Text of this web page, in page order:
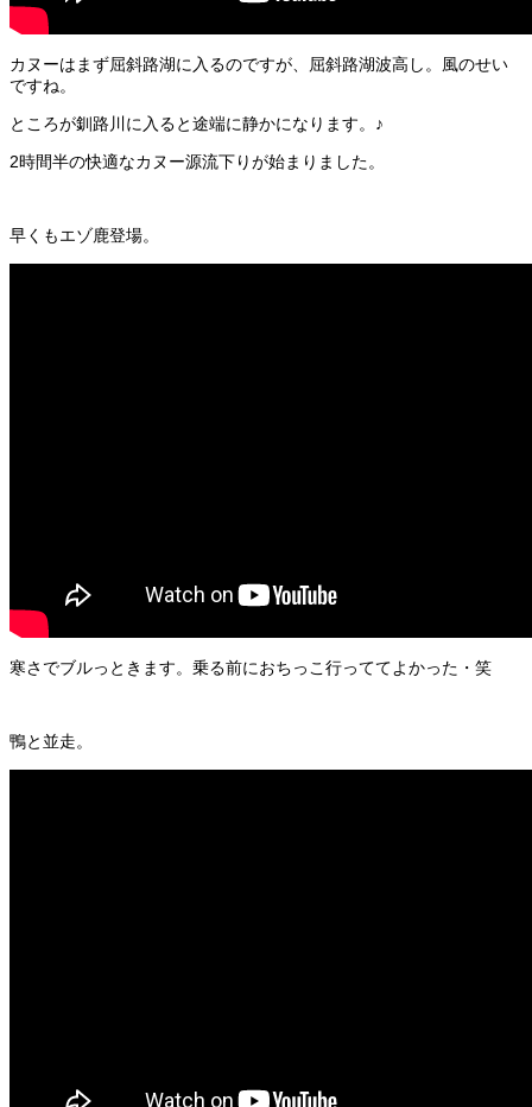
カヌーはまず屈斜路湖に入るのですが、屈斜路湖波高し。風のせい
ですね。
ところが釧路川に入ると途端に静かになります。♪
2時間半の快適なカヌー源流下りが始まりました。
早くもエゾ鹿登場。
寒さでブルっときます。乗る前におちっこ行っててよかった・笑
鴨と並走。